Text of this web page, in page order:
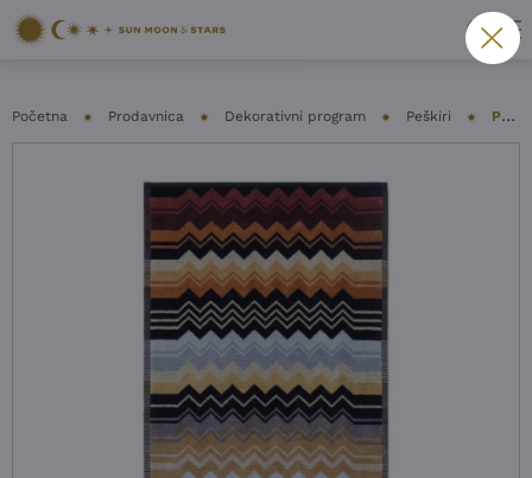
Početna Prodavnica Dekorativni program Peškiri PEŠKIR MISSONI – GIACOMO